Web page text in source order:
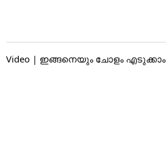
Video | ഇങ്ങനെയും ചോളം എടുക്കാം